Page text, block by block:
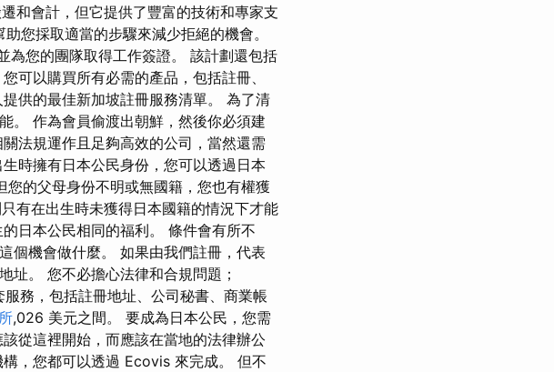
和會計，但它提供了豐富的技術和專家支
您採取適當的步驟來減少拒絕的機會。
為您的團隊取得工作簽證。 該計劃還包括
可以購買所有必需的產品，包括註冊、
供的最佳新加坡註冊服務清單。 為了清
。 作為會員偷渡出朝鮮，然後你必須建
法規運作且足夠高效的公司，當然還需
時擁有日本公民身份，您可以透過日本
您的父母身份不明或無國籍，您也有權獲
有在出生時未獲得日本國籍的情況下才能
日本公民相同的福利。 條件會有所不
個機會做什麼。 如果由我們註冊，代表
址。 您不必擔心法律和合規問題；
務，包括註冊地址、公司秘書、商業帳
,026 美元之間。 要成為日本公民，您需
從這裡開始，而應該在當地的法律辦公
，您都可以透過 Ecovis 來完成。 但不